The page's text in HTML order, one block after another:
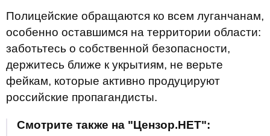
Полицейские обращаются ко всем луганчанам,
особенно оставшимся на территории области:
заботьтесь о собственной безопасности,
держитесь ближе к укрытиям, не верьте
фейкам, которые активно продуцируют
российские пропагандисты.
Смотрите также на "Цензор.НЕТ":